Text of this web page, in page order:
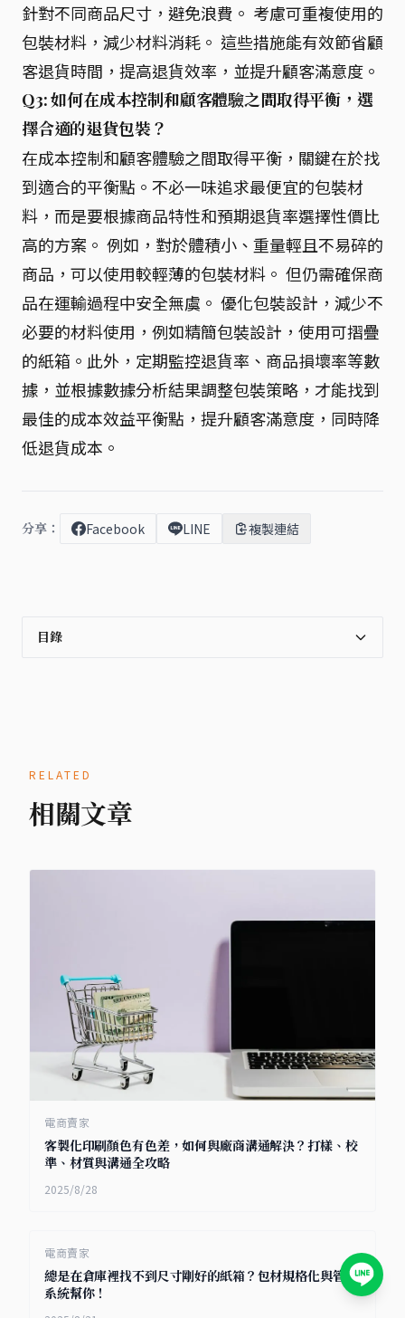
針對不同商品尺寸，避免浪費。 考慮可重複使用的
包裝材料，減少材料消耗。 這些措施能有效節省顧
客退貨時間，提高退貨效率，並提升顧客滿意度。
Q3: 如何在成本控制和顧客體驗之間取得平衡，選
擇合適的退貨包裝？
在成本控制和顧客體驗之間取得平衡，關鍵在於找
到適合的平衡點。不必一味追求最便宜的包裝材
料，而是要根據商品特性和預期退貨率選擇性價比
高的方案。 例如，對於體積小、重量輕且不易碎的
商品，可以使用較輕薄的包裝材料。 但仍需確保商
品在運輸過程中安全無虞。 優化包裝設計，減少不
必要的材料使用，例如精簡包裝設計，使用可摺疊
的紙箱。此外，定期監控退貨率、商品損壞率等數
據，並根據數據分析結果調整包裝策略，才能找到
最佳的成本效益平衡點，提升顧客滿意度，同時降
低退貨成本。
分享： Facebook LINE 複製連結
目錄
RELATED
相關文章
電商賣家
客製化印刷顏色有色差，如何與廠商溝通解決？打樣、校
準、材質與溝通全攻略
2025/8/28
電商賣家
總是在倉庫裡找不到尺寸剛好的紙箱？包材規格化與管理
系統幫你！